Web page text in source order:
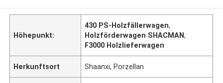
Höhepunkt:
430 PS-Holzfällerwagen,
Holzförderwagen SHACMAN,
F3000 Holzlieferwagen
Herkunftsort Shaanxi, Porzellan